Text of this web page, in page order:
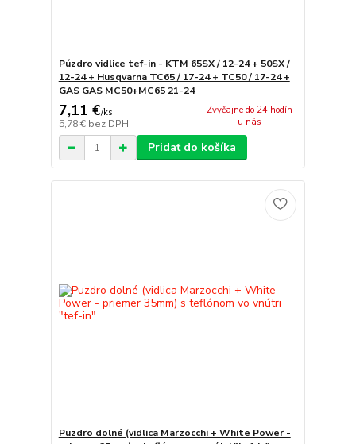
Púzdro vidlice tef-in - KTM 65SX / 12-24 + 50SX /
12-24 + Husqvarna TC65 / 17-24 + TC50 / 17-24 +
GAS GAS MC50+MC65 21-24
7,11 €/ks
5,78 € bez DPH
Zvyčajne do 24 hodín
u nás
Pridať do košíka
Puzdro dolné (vidlica Marzocchi + White Power -